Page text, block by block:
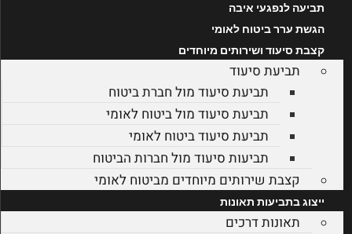
תביעה לנפגעי איבה
הגשת ערר ביטוח לאומי
קצבת סיעוד ושירותים מיוחדים
תביעת סיעוד
תביעת סיעוד מול חברת ביטוח
תביעת סיעוד מול ביטוח לאומי
תביעת סיעוד ביטוח לאומי
תביעות סיעוד מול חברות הביטוח
קצבת שירותים מיוחדים מביטוח לאומי
ייצוג בתביעות תאונות
תאונות דרכים